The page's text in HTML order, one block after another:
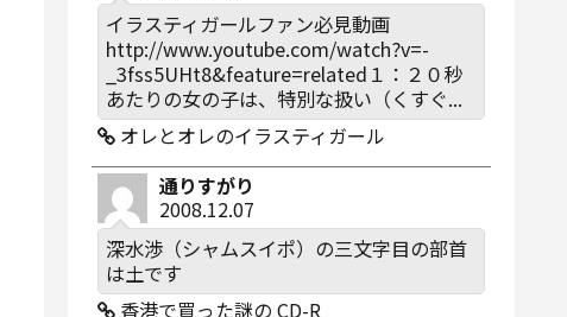
イラスティガールファン必見動画
http://www.youtube.com/watch?v=-
_3fss5UHt8&feature=related１：２０秒
あたりの女の子は、特別な扱い（くすぐ...
オレとオレのイラスティガール
通りすがり
2008.12.07
深水渉（シャムスイポ）の三文字目の部首
は土です
香港で買った謎の CD-R